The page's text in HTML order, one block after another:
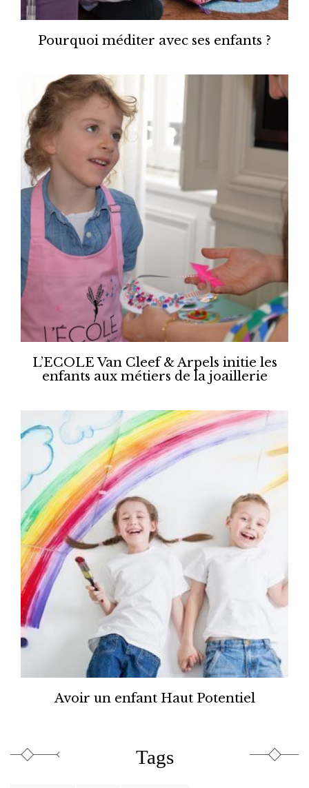
Pourquoi méditer avec ses enfants ?
L’ECOLE Van Cleef & Arpels initie les
enfants aux métiers de la joaillerie
Avoir un enfant Haut Potentiel
Tags